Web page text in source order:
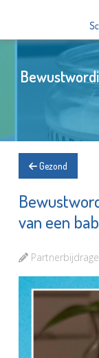
Gezond
van een
Partnerbijdrage